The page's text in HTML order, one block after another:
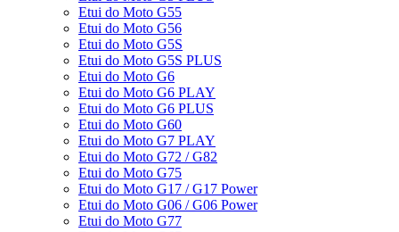
Etui do Moto G55
Etui do Moto G56
Etui do Moto G5S
Etui do Moto G5S PLUS
Etui do Moto G6
Etui do Moto G6 PLAY
Etui do Moto G6 PLUS
Etui do Moto G60
Etui do Moto G7 PLAY
Etui do Moto G72 / G82
Etui do Moto G75
Etui do Moto G17 / G17 Power
Etui do Moto G06 / G06 Power
Etui do Moto G77